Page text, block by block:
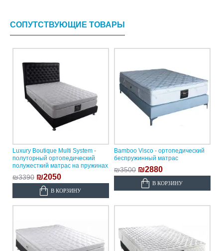
СОПУТСТВУЮЩИЕ ТОВАРЫ
Luxury Boutique Multi System -
полуторный ортопедический
полужесткий матрас на пружинах
₪3390 ₪2050
В КОРЗИНУ
Bamboo Visco - ортопедический
беспружинный матрас
₪3500 ₪2880
В КОРЗИНУ